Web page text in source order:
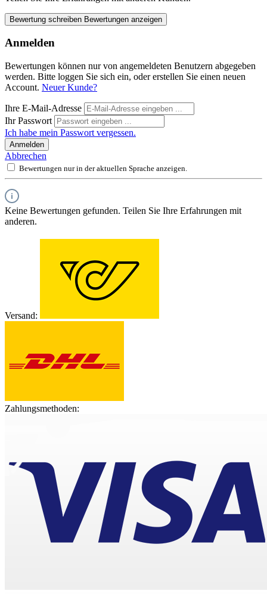
Bewertung schreiben Bewertungen anzeigen
Anmelden
Bewertungen können nur von angemeldeten Benutzern abgegeben
werden. Bitte loggen Sie sich ein, oder erstellen Sie einen neuen
Account. Neuer Kunde?
Ihre E-Mail-Adresse
Ihr Passwort
Ich habe mein Passwort vergessen.
Anmelden
Abbrechen
Bewertungen nur in der aktuellen Sprache anzeigen.
Keine Bewertungen gefunden. Teilen Sie Ihre Erfahrungen mit
anderen.
Versand:
Zahlungsmethoden: